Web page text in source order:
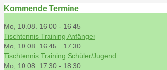
Kommende Termine
Mo, 10.08. 16:00 - 16:45
Tischtennis Training Anfänger
Mo, 10.08. 16:45 - 17:30
Tischtennis Training Schüler/Jugend
Mo, 10.08. 17:30 - 18:30